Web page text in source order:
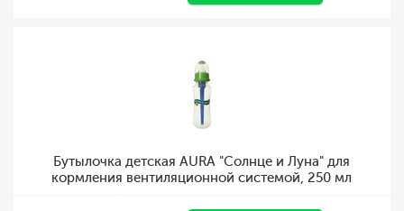
Бутылочка детская AURA "Солнце и Луна" для
кормления вентиляционной системой, 250 мл